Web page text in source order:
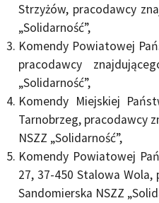
Strzyżów, pracodawcy
„Solidarność”,
Komendy Powiatowej
pracodawcy
„Solidarność”,
Komendy Miejskiej
Tarnobrzeg, pracodawcy
NSZZ „Solidarność”,
Komendy Powiatowej
27, 37-450 Stalowa
Sandomierska NSZZ